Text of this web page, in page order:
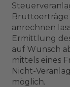
anrechnen
Ermittlung
auf Wunsch
mittels eines
Nicht-
möglich.